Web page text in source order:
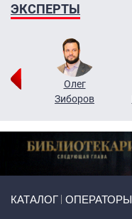
ЭКСПЕРТЫ
Олег
Зиборов
КАТАЛОГ ОПЕРАТОРЫ